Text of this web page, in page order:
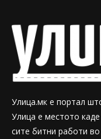
Улица.мк е портал
Улица е местото
сите битни работи